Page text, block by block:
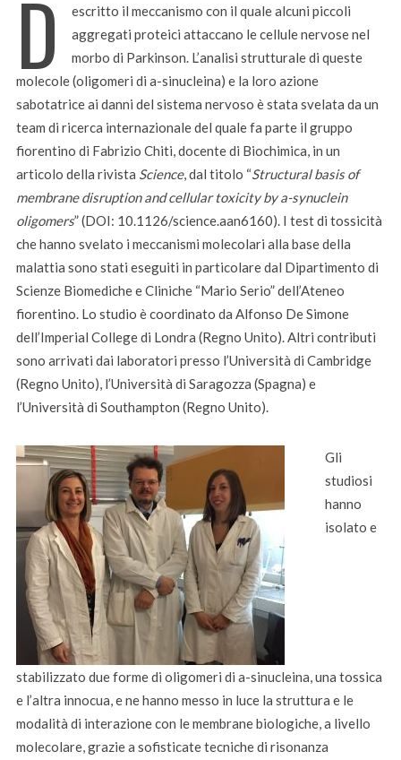
D
escritto il meccanismo con il quale alcuni piccoli
aggregati proteici attaccano le cellule nervose nel
morbo di Parkinson. L’analisi strutturale di queste
molecole (oligomeri di a-sinucleina) e la loro azione
sabotatrice ai danni del sistema nervoso è stata svelata da un
team di ricerca internazionale del quale fa parte il gruppo
fiorentino di Fabrizio Chiti, docente di Biochimica, in un
articolo della rivista Science, dal titolo “Structural basis of
membrane disruption and cellular toxicity by a-synuclein
oligomers” (DOI: 10.1126/science.aan6160). I test di tossicità
che hanno svelato i meccanismi molecolari alla base della
malattia sono stati eseguiti in particolare dal Dipartimento di
Scienze Biomediche e Cliniche “Mario Serio” dell’Ateneo
fiorentino. Lo studio è coordinato da Alfonso De Simone
dell’Imperial College di Londra (Regno Unito). Altri contributi
sono arrivati dai laboratori presso l’Università di Cambridge
(Regno Unito), l’Università di Saragozza (Spagna) e
l’Università di Southampton (Regno Unito).
Gli
studiosi
hanno
isolato e
stabilizzato due forme di oligomeri di a-sinucleina, una tossica
e l’altra innocua, e ne hanno messo in luce la struttura e le
modalità di interazione con le membrane biologiche, a livello
molecolare, grazie a sofisticate tecniche di risonanza